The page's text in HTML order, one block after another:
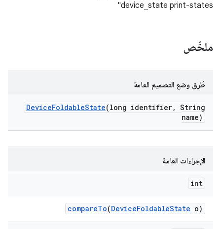
device_state print-states"
ملخّص
طُرق وضع التصميم العامة
DeviceFoldableState(long identifier, String
name)
الإجراءات العامة
int
compareTo(DeviceFoldableState o)